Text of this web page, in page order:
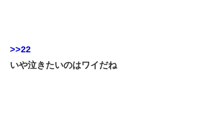
>>22
いや泣きたいのはワイだね